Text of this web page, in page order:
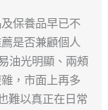
保養品早已不
是否兼顧個人
油光明顯、兩頰
，市面上再多
難以真正在日常